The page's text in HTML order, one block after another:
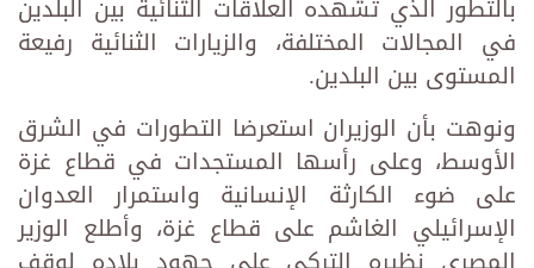
بالتطور الذي تشهده العلاقات الثنائية بين البلدين
في المجالات المختلفة، والزيارات الثنائية رفيعة
المستوى بين البلدين.
ونوهت بأن الوزيران استعرضا التطورات في الشرق
الأوسط، وعلى رأسها المستجدات في قطاع غزة
على ضوء الكارثة الإنسانية واستمرار العدوان
الإسرائيلي الغاشم على قطاع غزة، وأطلع الوزير